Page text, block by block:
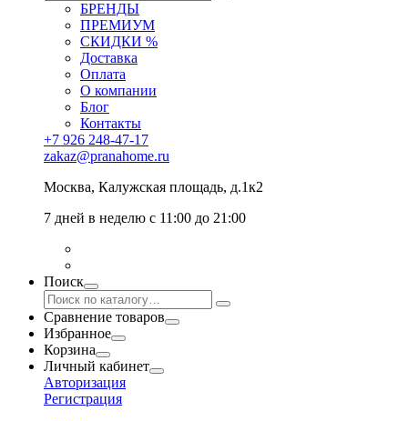
БРЕНДЫ
ПРЕМИУМ
СКИДКИ %
Доставка
Оплата
О компании
Блог
Контакты
+7 926 248-47-17
zakaz@pranahome.ru
Москва, Калужская площадь, д.1к2
7 дней в неделю с 11:00 до 21:00
Поиск
Сравнение товаров
Избранное
Корзина
Личный кабинет
Авторизация
Регистрация